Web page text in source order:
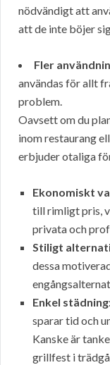
nödvändigt att
att de inte böjer
Fler
användas för allt
problem.
Oavsett om du
inom restaurang
erbjuder otaliga
Ekonomiskt
till rimligt pris,
privata och
Stiligt
dessa
Enkel
sparar tid och
Kanske är
grillfest i